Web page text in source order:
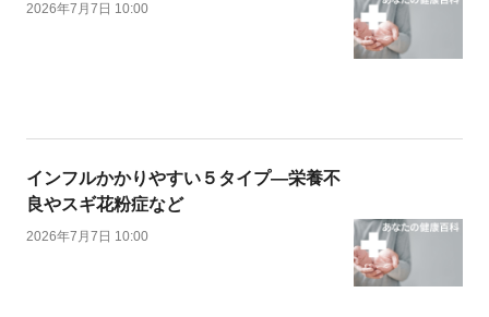
2026年7月7日 10:00
インフルかかりやすい５タイプ―栄養不
良やスギ花粉症など
2026年7月7日 10:00